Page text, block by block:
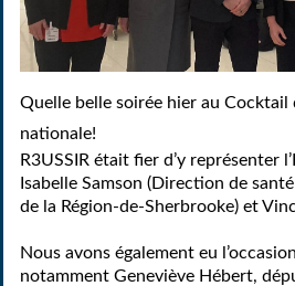
Quelle belle soirée hier au Cocktail
nationale!
R3USSIR était fier d’y représenter
Isabelle Samson (Direction de
de la Région-de-Sherbrooke) et
Nous avons également eu
notamment Geneviève Hébert,